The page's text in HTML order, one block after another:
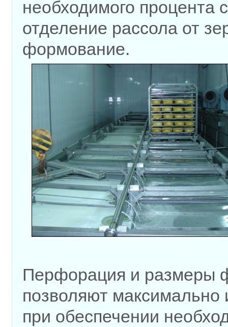
необходимого процента
отделение рассола от
формование.
Перфорация и размеры
позволяют максимально
при обеспечении